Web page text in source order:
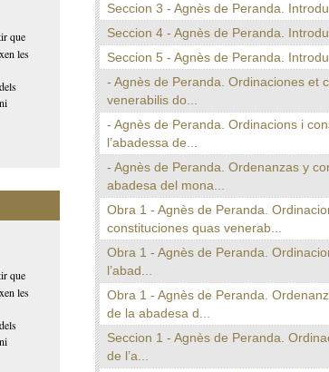
que
les
que
les
Seccion 3 - Agnès de Peranda.
Seccion 4 - Agnès de Peranda.
Seccion 5 - Agnès de Peranda.
- Agnès de Peranda. Ordinaciones et
venerabilis do...
- Agnès de Peranda. Ordinacions i
l’abadessa de...
- Agnès de Peranda. Ordenanzas y
abadesa del mona...
Obra 1 - Agnès de Peranda.
constituciones quas venerab...
Obra 1 - Agnès de Peranda.
l’abad...
Obra 1 - Agnès de Peranda.
de la abadesa d...
Seccion 1 - Agnès de Peranda.
de l’a...